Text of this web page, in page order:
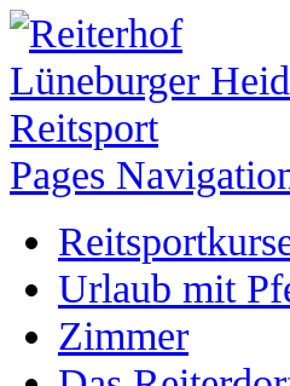
Pages
Urlaub mit
Zimmer